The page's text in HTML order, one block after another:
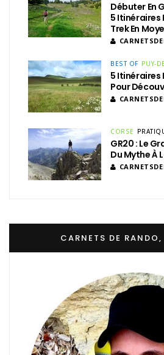
Débuter En
5 Itinéraires
Trek En
BEST OF PUY-
5
Pour
CORSE
GR20 : Le
Du Mythe À
CARNETS DE